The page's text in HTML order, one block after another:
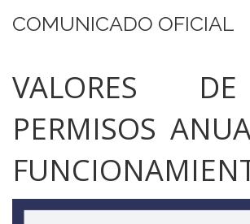
COMUNICADO OFICIAL
VALORES
PERMISOS